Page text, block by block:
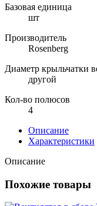
Базовая единица
шт
Производитель
Rosenberg
Диаметр крыльчатки
другой
Кол-во полюсов
4
Описание
Характеристики
Описание
Похожие товары